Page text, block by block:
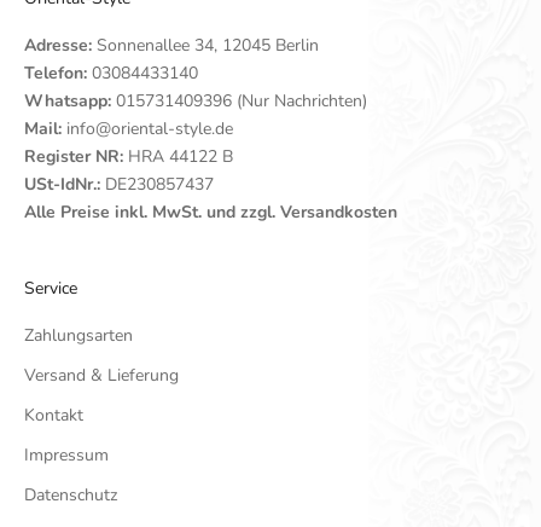
Adresse: Sonnenallee 34, 12045 Berlin
Telefon: 03084433140
Whatsapp: 015731409396 (Nur Nachrichten)
Mail: info@oriental-style.de
Register NR: HRA 44122 B
USt-IdNr.: DE230857437
Alle Preise inkl. MwSt. und zzgl. Versandkosten
Service
Zahlungsarten
Versand & Lieferung
Kontakt
Impressum
Datenschutz